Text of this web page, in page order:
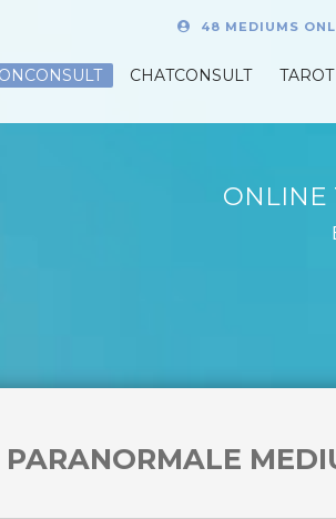
48 MEDIUMS
CHATCONSULT
TAROT
ONLINE
PARANORMALE